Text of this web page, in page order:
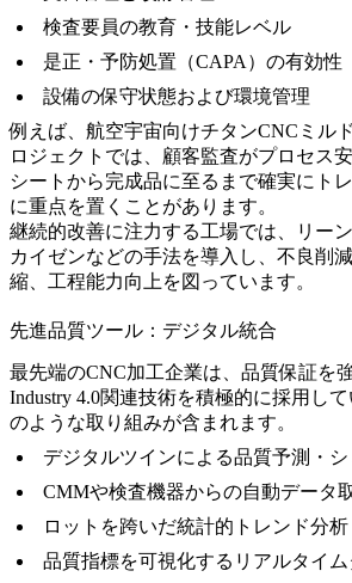
検査要員の教育・技能レベル
是正・予防処置（CAPA）の有効性
設備の保守状態および環境管理
例えば、 航空宇宙向けチタンCNCミル
ロジェクトでは、顧客監査がプロセス
シートから完成品に至るまで確実にト
に重点を置くことがあります。
継続的改善に注力する工場では、リー
カイゼンなどの手法を導入し、不良削
縮、工程能力向上を図っています。
先進品質ツール：デジタル統合
最先端のCNC加工企業は、品質保証を
Industry 4.0関連技術を積極的に採用し
のような取り組みが含まれます。
デジタルツインによる品質予測・
CMMや検査機器からの自動データ
ロットを跨いだ統計的トレンド分析
品質指標を可視化するリアルタイ